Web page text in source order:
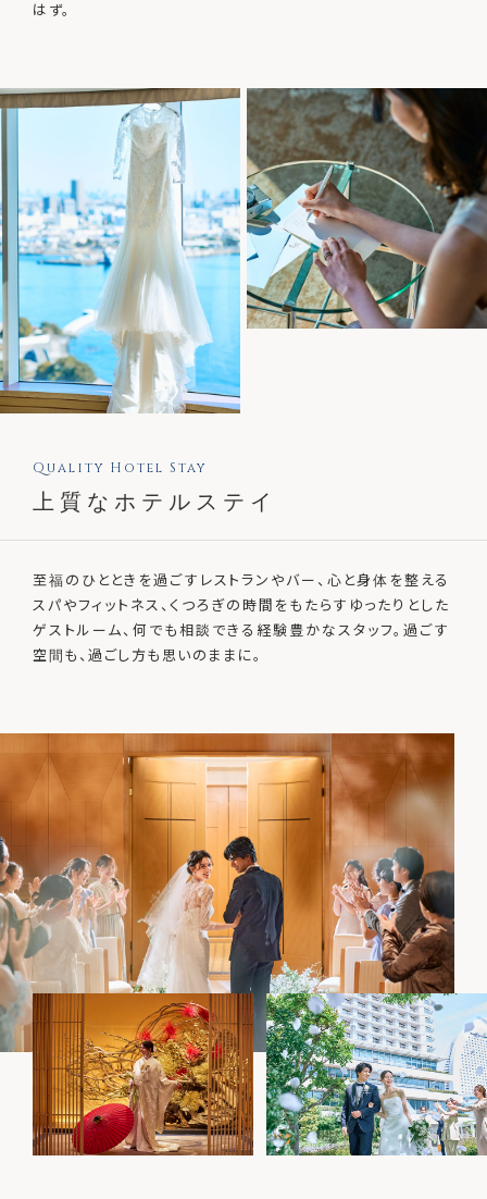
はず。
Quality Hotel Stay
上質なホテルステイ
至福のひとときを過ごすレストランやバー、心と身体を整える
スパやフィットネス、くつろぎの時間をもたらすゆったりとした
ゲストルーム、何でも相談できる経験豊かなスタッフ。過ごす
空間も、過ごし方も思いのままに。